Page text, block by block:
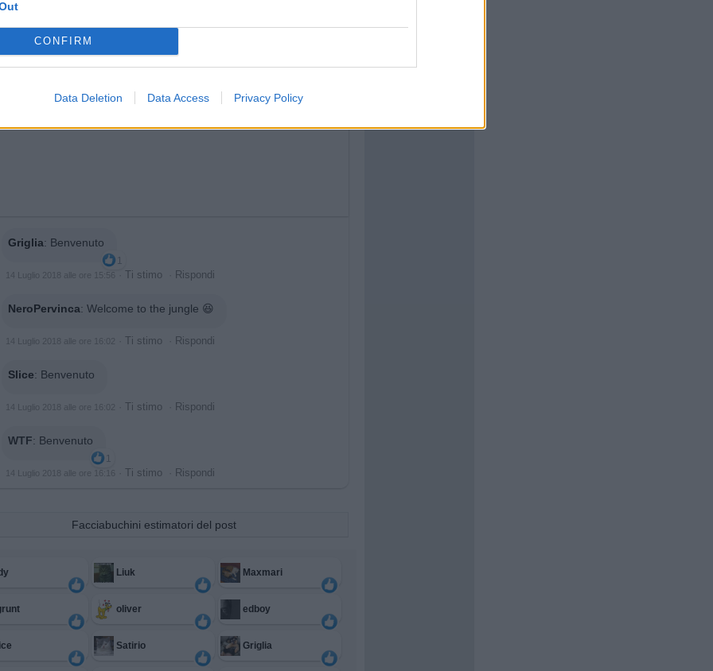
CONFIRM
Data Deletion Data Access Privacy Policy
Griglia: Benvenuto
1
14 Luglio 2018 alle ore 15:56 Ti stimo Rispondi
NeroPervinca: Welcome to the jungle 😆
14 Luglio 2018 alle ore 16:02 Ti stimo Rispondi
Slice: Benvenuto
14 Luglio 2018 alle ore 16:02 Ti stimo Rispondi
WTF: Benvenuto
1
14 Luglio 2018 alle ore 16:16 Ti stimo Rispondi
Facciabuchini estimatori del post
Liuk Maxmari
oliver edboy
Satirio Griglia